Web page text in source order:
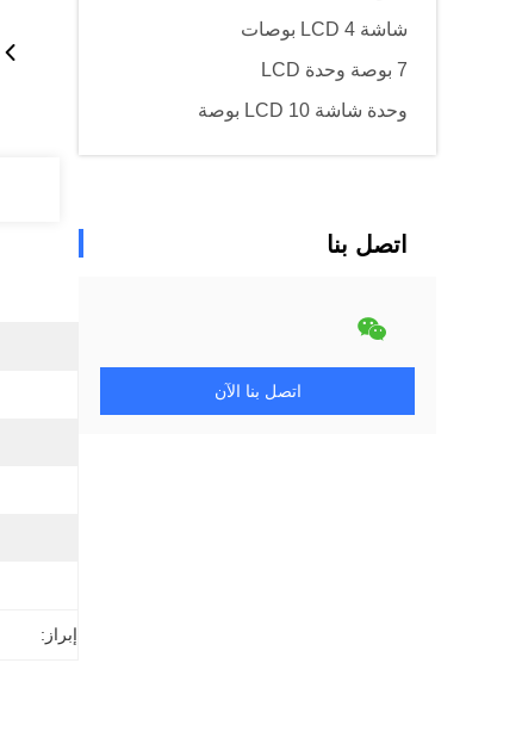
شاشة LCD 4 بوصات
7 بوصة وحدة LCD
وحدة شاشة LCD 10 بوصة
اتصل بنا
اتصل بنا الآن
إبراز: